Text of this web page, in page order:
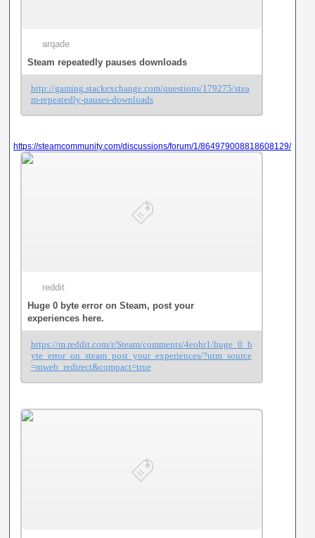
arqade
Steam repeatedly pauses downloads
http://gaming.stackexchange.com/questions/179275/stea
m-repeatedly-pauses-downloads
https://steamcommunity.com/discussions/forum/1/864979008818608129/
reddit
Huge 0 byte error on Steam, post your
experiences here.
https://m.reddit.com/r/Steam/comments/4eohr1/huge_0_b
yte_error_on_steam_post_your_experiences/?utm_source
=mweb_redirect&compact=true